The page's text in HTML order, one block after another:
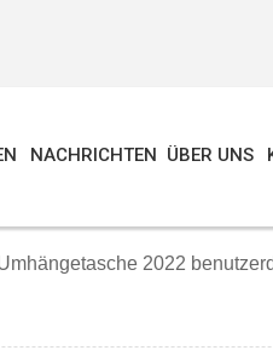
NACHRICHTEN ÜBER UNS
2022